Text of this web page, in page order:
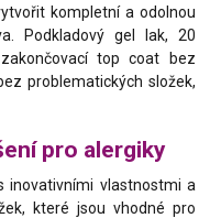
kompletní a odolnou
Podkladový gel lak, 20
top coat bez
problematických složek,
pro alergiky
inovativními vlastnostmi a
které jsou vhodné pro